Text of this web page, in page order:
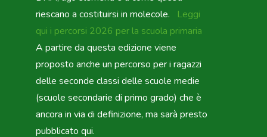
riescano a costituirsi in molecole.
Leggi
qui i percorsi 2026 per la scuola primaria
A partire da questa edizione viene
proposto anche un percorso per i ragazzi
delle seconde classi delle scuole medie
(scuole secondarie di primo grado) che è
ancora in via di definizione, ma sarà presto
pubblicato qui.